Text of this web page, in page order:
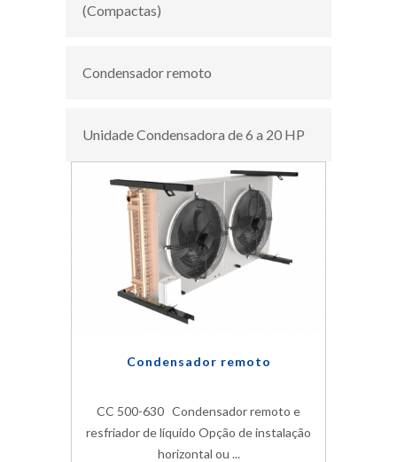
(Compactas)
Condensador remoto
Unidade Condensadora de 6 a 20 HP
Condensador remoto
CC 500-630 Condensador remoto e
resfriador de líquido Opção de instalação
horizontal ou ...